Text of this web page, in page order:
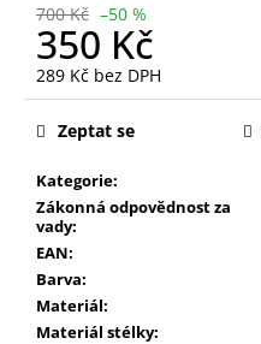
700 Kč –50 %
350 Kč
289 Kč bez DPH
Měrná
Kategorie:
Zákonná odpovědnost za
vady:
EAN:
Barva:
Materiál:
Materiál stélky:
Zeptat se